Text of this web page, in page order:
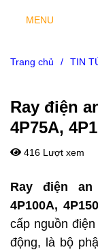
MENU
Trang chủ / TIN
Ray điện
4P75A,
416 Lượt xem
Ray điện an
4P100A,
cấp nguồn
động, là bộ